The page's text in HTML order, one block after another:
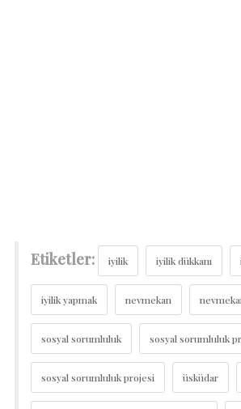
Etiketler: iyilik iyilik dükkanı
iyilik yapmak nevmekan
sosyal sorumluluk sosyal sorumluluk
sosyal sorumluluk projesi üsküdar